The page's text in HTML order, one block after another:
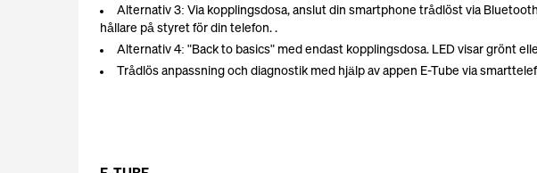
Alternativ 3: Via kopplingsdosa, anslut din smartphone trådlöst via
hållare på styret för din telefon. .
Alternativ 4: "Back to basics" med endast kopplingsdosa. LED visar grönt
Trådlös anpassning och diagnostik med hjälp av appen E-Tube via